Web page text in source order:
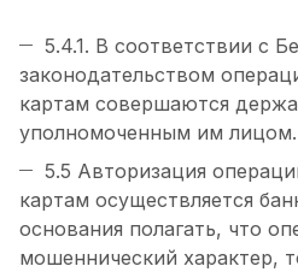
5.4.1. В соответствии с
законодательством
картам совершаются
уполномоченным им лицом.
5.5 Авторизация
картам осуществляется
основания полагать, что
мошеннический характер,